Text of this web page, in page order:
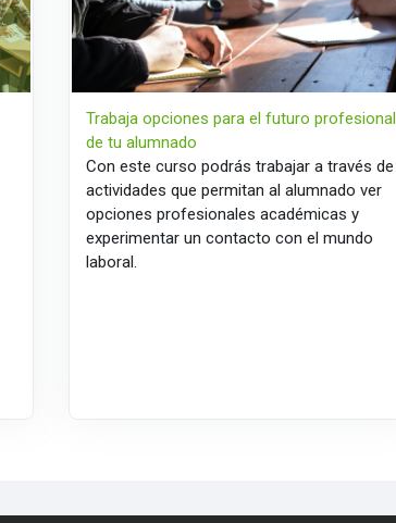
Trabaja opciones para el futuro profesional
de tu alumnado
Con este curso podrás trabajar a través de
actividades que permitan al alumnado ver
opciones profesionales académicas y
experimentar un contacto con el mundo
laboral.